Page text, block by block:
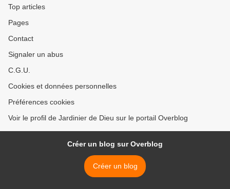
Top articles
Pages
Contact
Signaler un abus
C.G.U.
Cookies et données personnelles
Préférences cookies
Voir le profil de Jardinier de Dieu sur le portail Overblog
Créer un blog sur Overblog
Créer un blog